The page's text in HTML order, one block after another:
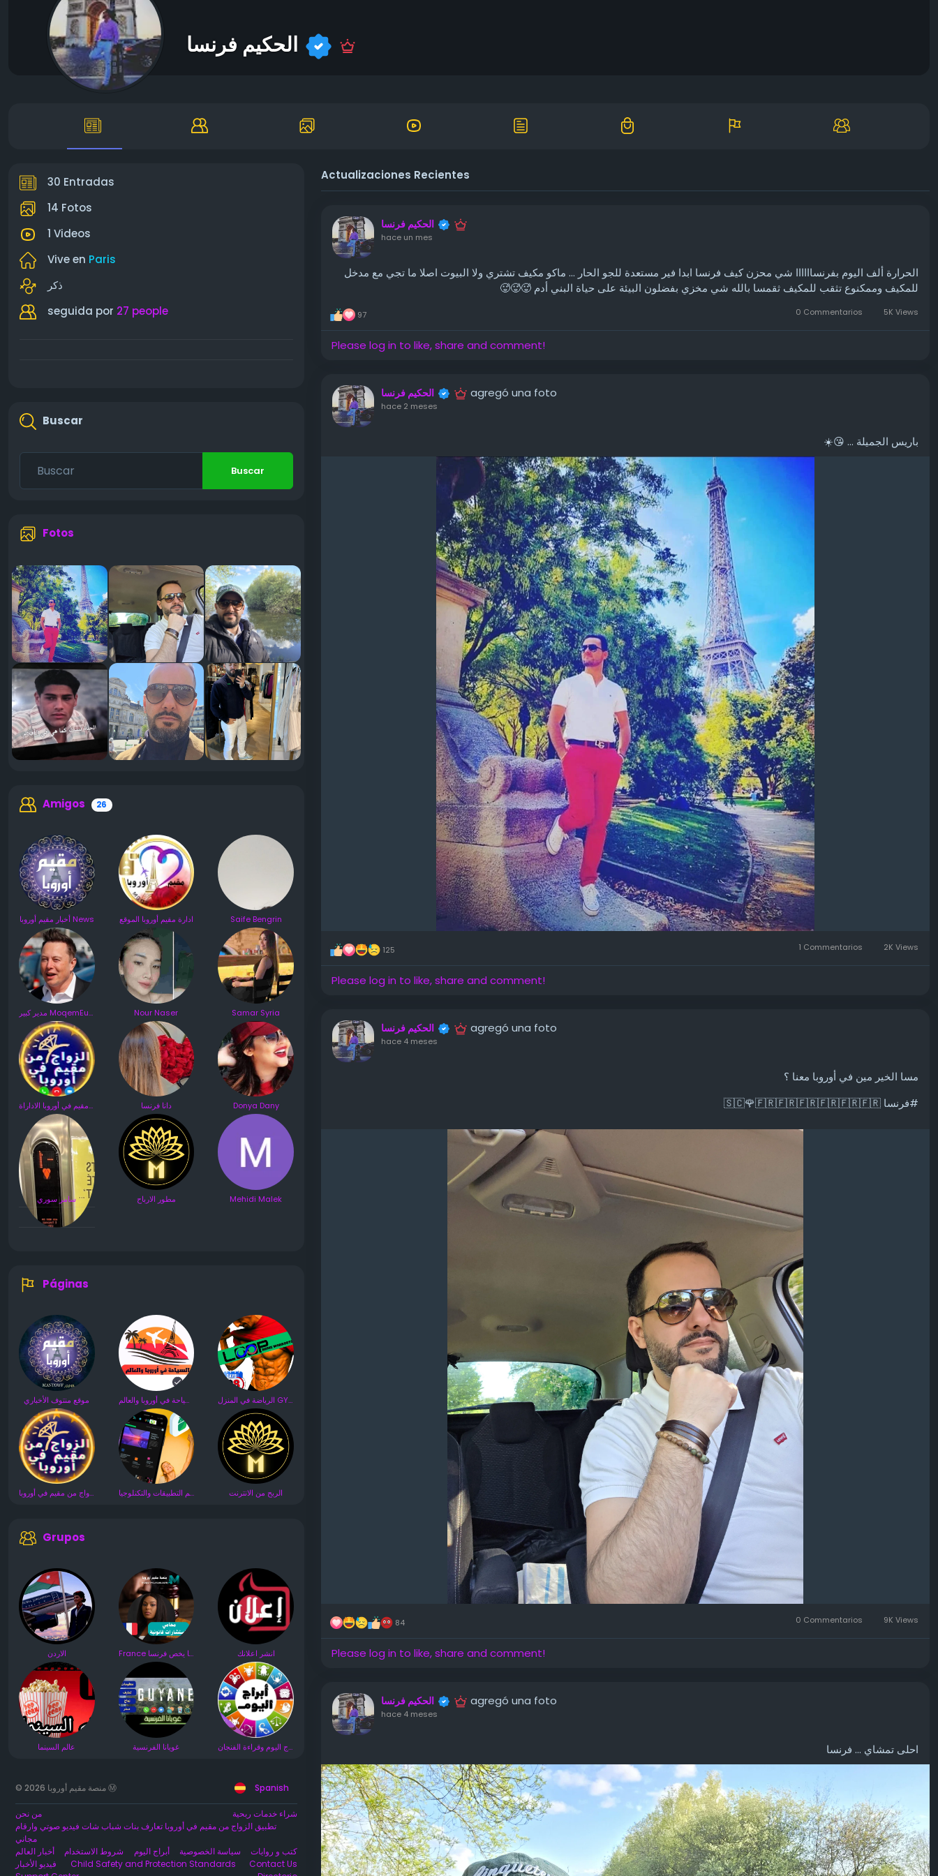
الحكيم فرنسا
30 Entradas
14 Fotos
1 Videos
Vive en Paris
ذكر
seguida por 27 people
Buscar
Buscar
Fotos
Amigos 26
أخبار مقيم أوروبا News ادارة مقيم أوروبا الموقع Saife Bengrin
مدير كبير MoqemEurope Nour Naser Samar Syria
الزواج من مقيم في أوروبا الاداراة دانا فرنسا Donya Dany
سامر سوري مطور الارباح Mehidi Malek
Páginas
موقع منتوف الأخباري السياحة في أوروبا والعالم الرياضة في المنزل GYM
الزواج من مقيم في أوروبا عالم التطبيقات والتكنلوجيا الربح من الانترنت
Grupos
الاردن France كل ما يخص فرنسا 🇫🇷 مجموعة انشر اعلانك
عالم السينما غويانا الفرنسية أبراج اليوم وقراءة الفنجان
© 2026 منصة مقيم أوروبا Ⓜ️ Spanish
من نحن
شراء خدمات ربحية
تطبيق الزواج من مقيم في أوروبا تعارف بنات شباب شات فيديو صوتي وارقام
مجاني
أخبار العالم
شروط الاستخدام أبراج اليوم سياسة الخصوصية
كتب و روايات
فيديو الأخبار
Child Safety and Protection Standards
Contact Us
Actualizaciones Recientes
الحكيم فرنسا
hace un mes
الحرارة ألف اليوم بفرنساااااا شي محزن كيف فرنسا ابدا فير مستعدة للجو الحار ... ماكو مكيف تشتري ولا البيوت اصلا ما تجي مع مدخل
للمكيف وممكنوع تثقب للمكيف ثقمسا بالله شي مخزي بفضلون البيئة على حياة البني أدم 🥵🥵🥵
97 0 Commentarios 5K Views
Please log in to like, share and comment!
الحكيم فرنسا agregó una foto
hace 2 meses
باريس الجميلة ... 😘☀️
125 1 Commentarios 2K Views
Please log in to like, share and comment!
الحكيم فرنسا agregó una foto
hace 4 meses
مسا الخير مين في أوروبا معنا ؟
#فرنسا 🇸🇨🌹🇫🇷🇫🇷🇫🇷🇫🇷🇫🇷🇫🇷
84 0 Commentarios 9K Views
Please log in to like, share and comment!
الحكيم فرنسا agregó una foto
hace 4 meses
احلى تمشاي ... فرنسا